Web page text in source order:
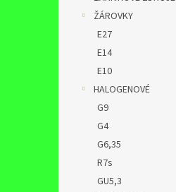
ŽÁROVKY
E27
E14
E10
HALOGENOVÉ
G9
G4
G6,35
R7s
GU5,3